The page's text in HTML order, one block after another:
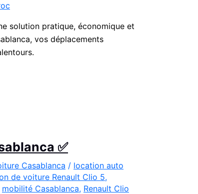
solution pratique, économique et
vos déplacements
✅
Casablanca / location auto
de voiture Renault Clio 5,
mobilité Casablanca, Renault Clio